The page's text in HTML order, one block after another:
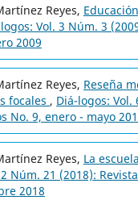
Reyes,
Vol. 3 Núm. 3
2009
Reyes, Reseña
focales , Diá-logos: Vol.
No. 9, enero - mayo
Reyes, La
Núm. 21 (2018):
2018